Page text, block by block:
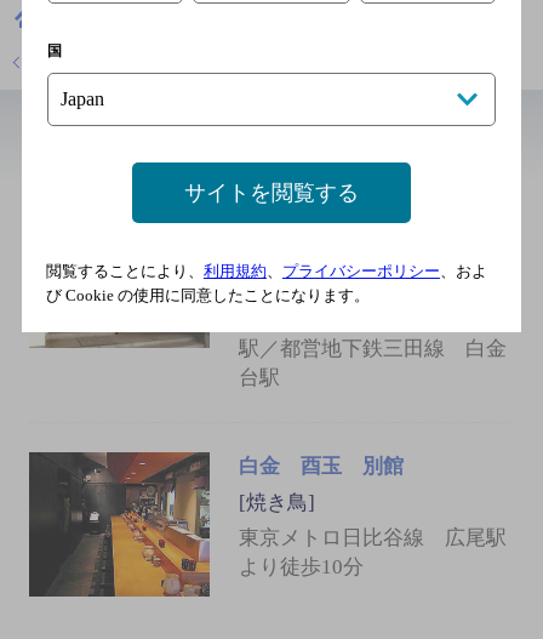
店舗トップに戻る
近辺の和食
酉玉 本館
東京メトロ日比谷線 広尾駅
駅／都営地下鉄三田線 白金
台駅
白金 酉玉 別館
[焼き鳥]
東京メトロ日比谷線 広尾駅
より徒歩10分
国
サイトを閲覧する
閲覧することにより、 利用規約、 プライバシーポリシー、およ
び Cookie の使用に同意したことになります。